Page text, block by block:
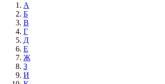
А
Б
В
Г
Д
Е
Ж
З
И